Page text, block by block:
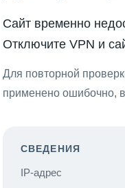
Сайт временно
Отключите VPN и
Для повторной
применено ошибочно,
СВЕДЕНИЯ
IP-адрес